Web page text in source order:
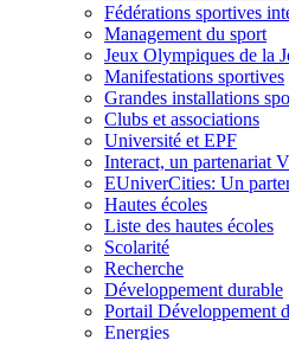
Fédérations sportives
Management du sport
Jeux Olympiques de la
Manifestations sportives
Grandes installations
Clubs et associations
Université et EPF
Interact, un partenariat
EUniverCities: Un
Hautes écoles
Liste des hautes écoles
Scolarité
Recherche
Développement durable
Portail Développement
Energies